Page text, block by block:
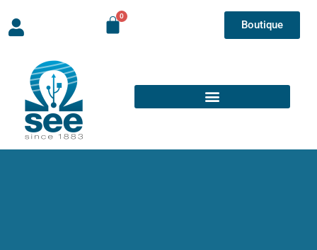
Boutique